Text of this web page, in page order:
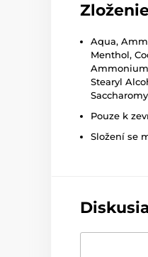
Aqua,
Menthol,
Ammonium
Stearyl
Pouze k
Složení se
Diskusia